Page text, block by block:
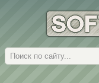
Поиск